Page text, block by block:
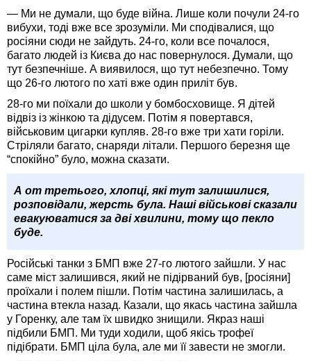
— Ми не думали, що буде війна. Лише коли почули 24-го
вибухи, тоді вже все зрозуміли. Ми сподівалися, що
росіяни сюди не зайдуть. 24-го, коли все почалося,
багато людей із Києва до нас повернулося. Думали, що
тут безпечніше. А виявилося, що тут небезпечно. Тому
що 26-го лютого по хаті вже один приліт був.
28-го ми поїхали до школи у бомбосховище. Я дітей
відвіз із жінкою та дідусем. Потім я повертався,
військовим цигарки купляв. 28-го вже три хати горіли.
Стріляли багато, снаряди літали. Першого березня ще
“спокійно” було, можна сказати.
А от третього, хлопці, які тут залишилися,
розповідали, жерсть була. Наші військові сказали
евакуюватися за дві хвилини, тому що пекло
буде.
Російські танки з БМП вже 27-го лютого зайшли. У нас
саме міст залишився, який не підірваний був, [росіяни]
проїхали і полем пішли. Потім частина залишилась, а
частина втекла назад. Казали, що якась частина зайшла
у Горенку, але там їх швидко знищили. Якраз наші
підбили БМП. Ми туди ходили, щоб якісь трофеї
підібрати. БМП ціла була, але ми її завести не змогли.